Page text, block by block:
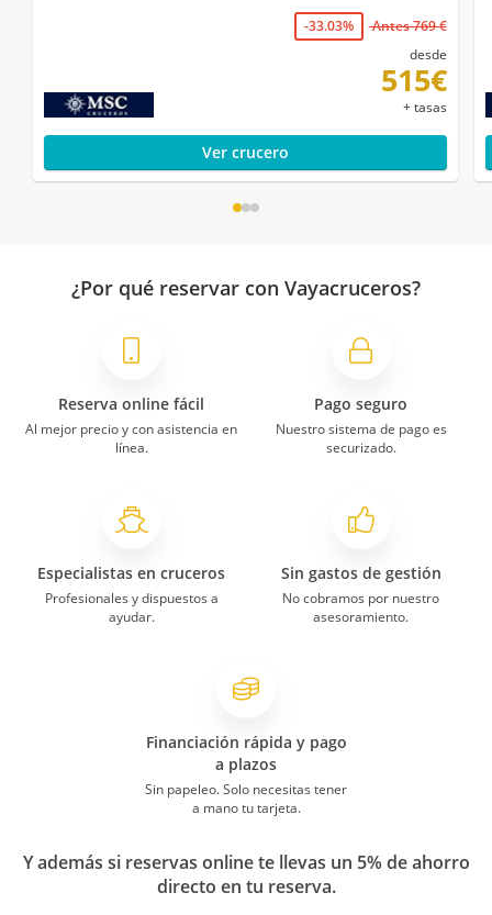
-33.03%
Antes 769 €
desde
515€
+ tasas
Ver crucero
¿Por qué reservar con Vayacruceros?
Reserva online fácil
Al mejor precio y con asistencia en
línea.
Pago seguro
Nuestro sistema de pago es
securizado.
Especialistas en cruceros
Profesionales y dispuestos a
ayudar.
Sin gastos de gestión
No cobramos por nuestro
asesoramiento.
Financiación rápida y pago
a plazos
Sin papeleo. Solo necesitas tener
a mano tu tarjeta.
Y además si reservas online te llevas un 5% de ahorro
directo en tu reserva.